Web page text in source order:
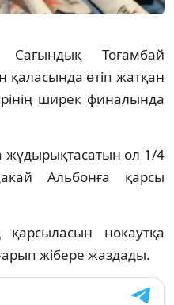
Сағындық Тоғамбай
өтіп жатқан
ширек финалында
жұдырықтасатын ол 1/4
Альбонға қарсы
нокаутқа
жібере жаздады.